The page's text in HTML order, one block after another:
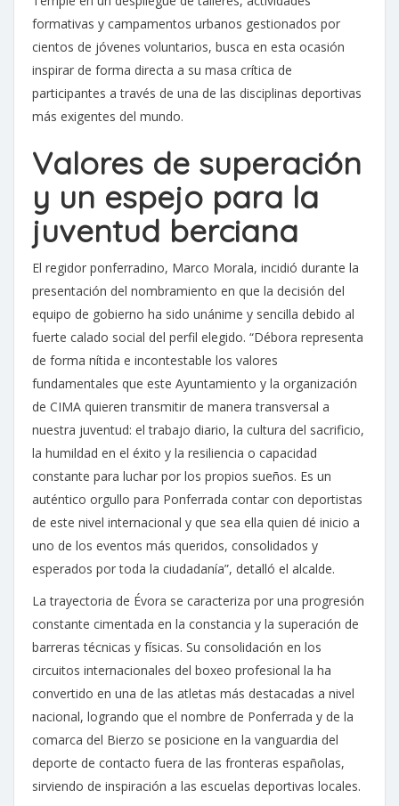
formativas y campamentos urbanos gestionados por
cientos de jóvenes voluntarios, busca en esta ocasión
inspirar de forma directa a su masa crítica de
participantes a través de una de las disciplinas deportivas
más exigentes del mundo.
Valores de superación
y un espejo para la
juventud berciana
El regidor ponferradino, Marco Morala, incidió durante la
presentación del nombramiento en que la decisión del
equipo de gobierno ha sido unánime y sencilla debido al
fuerte calado social del perfil elegido. “Débora representa
de forma nítida e incontestable los valores
fundamentales que este Ayuntamiento y la organización
de CIMA quieren transmitir de manera transversal a
nuestra juventud: el trabajo diario, la cultura del sacrificio,
la humildad en el éxito y la resiliencia o capacidad
constante para luchar por los propios sueños. Es un
auténtico orgullo para Ponferrada contar con deportistas
de este nivel internacional y que sea ella quien dé inicio a
uno de los eventos más queridos, consolidados y
esperados por toda la ciudadanía”, detalló el alcalde.
La trayectoria de Évora se caracteriza por una progresión
constante cimentada en la constancia y la superación de
barreras técnicas y físicas. Su consolidación en los
circuitos internacionales del boxeo profesional la ha
convertido en una de las atletas más destacadas a nivel
nacional, logrando que el nombre de Ponferrada y de la
comarca del Bierzo se posicione en la vanguardia del
deporte de contacto fuera de las fronteras españolas,
sirviendo de inspiración a las escuelas deportivas locales.